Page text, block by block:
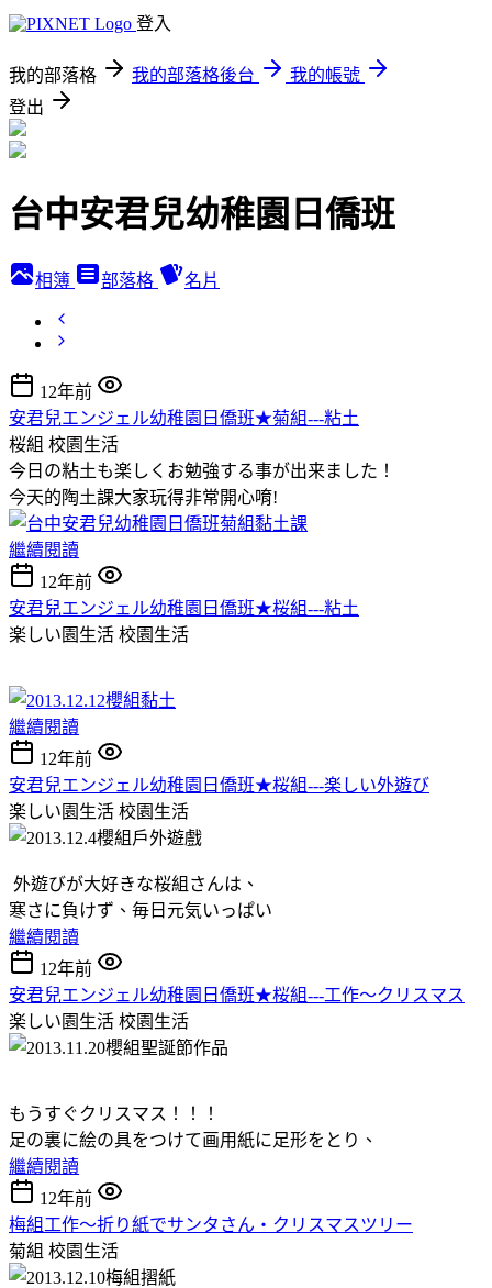
登入
我的部落格 我的部落格後台
我的帳號
登出
台中安君兒幼稚園日僑班
相簿 部落格 名片
12年前
安君兒エンジェル幼稚園日僑班★菊組---粘土
桜組 校園生活
今日の粘土も楽しくお勉強する事が出来ました！
今天的陶土課大家玩得非常開心唷!
繼續閱讀
12年前
安君兒エンジェル幼稚園日僑班★桜組---粘土
楽しい園生活 校園生活
繼續閱讀
12年前
安君兒エンジェル幼稚園日僑班★桜組---楽しい外遊び
楽しい園生活 校園生活
外遊びが大好きな桜組さんは、
寒さに負けず、毎日元気いっぱい
繼續閱讀
12年前
安君兒エンジェル幼稚園日僑班★桜組---工作～クリスマス
楽しい園生活 校園生活
もうすぐクリスマス！！！
足の裏に絵の具をつけて画用紙に足形をとり、
繼續閱讀
12年前
梅組工作～折り紙でサンタさん・クリスマスツリー
菊組 校園生活